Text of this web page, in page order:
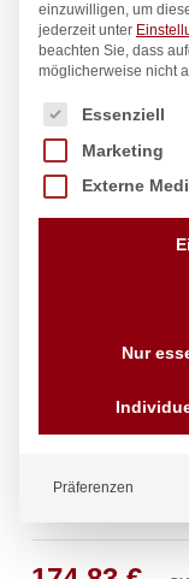
pro
einzuwilligen, um
jederzeit unter
beachten Sie, dass
möglicherweise nicht
Es folgt eine Liste
Essenziell
Marketing
Externe
Nur
Präferenzen